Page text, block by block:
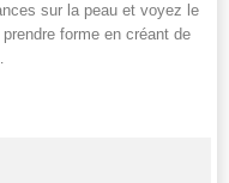
sur la peau et voyez le
forme en créant de